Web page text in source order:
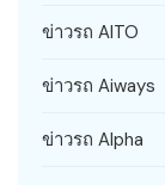
ข่าวรถ AITO
ข่าวรถ Aiways
ข่าวรถ Alpha